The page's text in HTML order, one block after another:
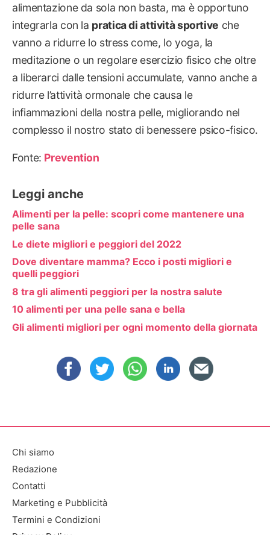
alimentazione da sola non basta, ma è opportuno
integrarla con la pratica di attività sportive che
vanno a ridurre lo stress come, lo yoga, la
meditazione o un regolare esercizio fisico che oltre
a liberarci dalle tensioni accumulate, vanno anche a
ridurre l’attività ormonale che causa le
infiammazioni della nostra pelle, migliorando nel
complesso il nostro stato di benessere psico-fisico.
Fonte: Prevention
Leggi anche
Alimenti per la pelle: scopri come mantenere una
pelle sana
Le diete migliori e peggiori del 2022
Dove diventare mamma? Ecco i posti migliori e
quelli peggiori
8 tra gli alimenti peggiori per la nostra salute
10 alimenti per una pelle sana e bella
Gli alimenti migliori per ogni momento della giornata
Chi siamo
Redazione
Contatti
Marketing e Pubblicità
Termini e Condizioni